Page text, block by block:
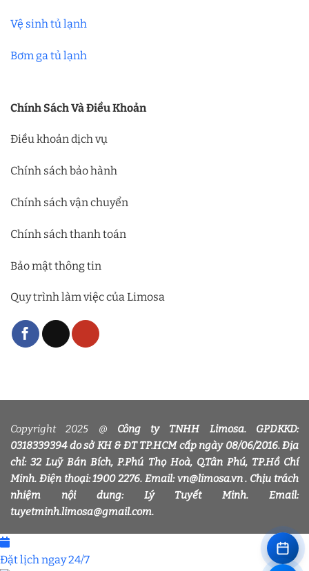
Vệ sinh tủ lạnh
Bơm ga tủ lạnh
Chính Sách Và Điều Khoản
Điều khoản dịch vụ
Chính sách bảo hành
Chính sách vận chuyển
Chính sách thanh toán
Bảo mật thông tin
Quy trình làm việc của Limosa
Copyright 2025 @ Công ty TNHH Limosa. GPDKKD:
0318339394 do sở KH & ĐT TP.HCM cấp ngày 08/06/2016. Địa
chỉ: 32 Luỹ Bán Bích, P.Phú Thọ Hoà, Q.Tân Phú, TP.Hồ Chí
Minh. Điện thoại: 1900 2276. Email: vn@limosa.vn . Chịu trách
nhiệm nội dung: Lý Tuyết Minh. Email:
tuyetminh.limosa@gmail.com.
Đặt lịch ngay24/7